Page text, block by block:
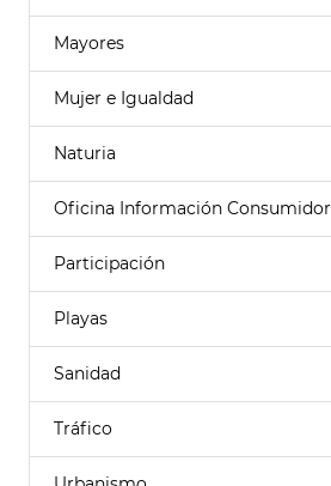
Mayores
Mujer e Igualdad
Naturia
Oficina Información Consumidor
Participación
Playas
Sanidad
Tráfico